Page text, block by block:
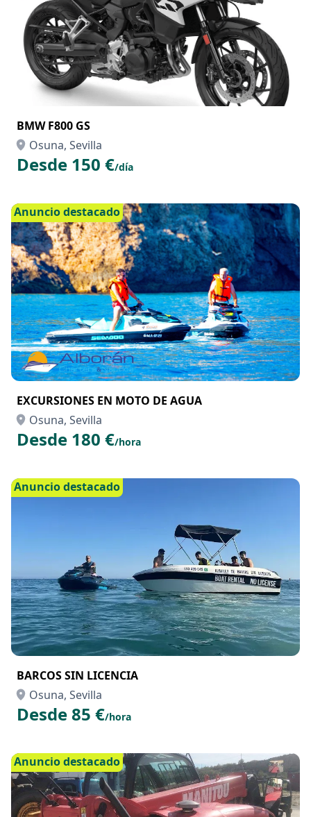
BMW F800 GS
Osuna, Sevilla
Desde 150 €/día
Anuncio destacado
EXCURSIONES EN MOTO DE AGUA
Osuna, Sevilla
Desde 180 €/hora
Anuncio destacado
BARCOS SIN LICENCIA
Osuna, Sevilla
Desde 85 €/hora
Anuncio destacado